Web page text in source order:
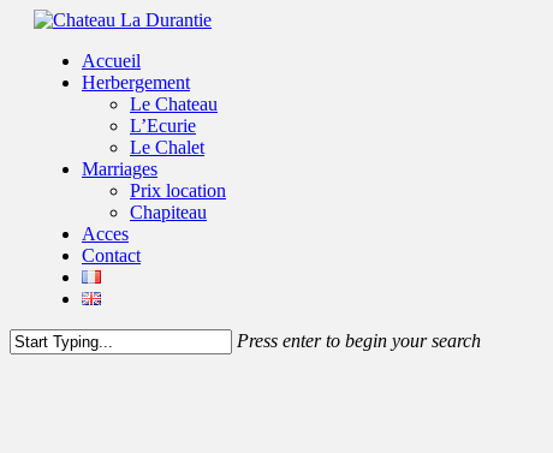
Accueil
Herbergement
Le Chateau
L’Ecurie
Le Chalet
Marriages
Prix location
Chapiteau
Acces
Contact
Press enter to begin your search